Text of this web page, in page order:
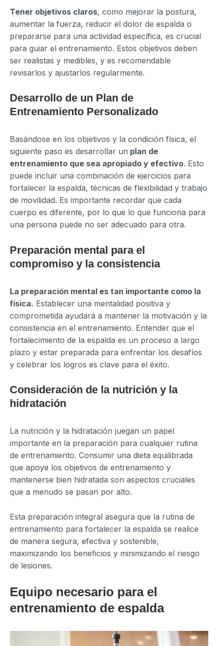
Tener objetivos claros, como mejorar la postura,
aumentar la fuerza, reducir el dolor de espalda o
prepararse para una actividad específica, es crucial
para guiar el entrenamiento. Estos objetivos deben
ser realistas y medibles, y es recomendable
revisarlos y ajustarlos regularmente.
Desarrollo de un Plan de
Entrenamiento Personalizado
Basándose en los objetivos y la condición física, el
siguiente paso es desarrollar un plan de
entrenamiento que sea apropiado y efectivo. Esto
puede incluir una combinación de ejercicios para
fortalecer la espalda, técnicas de flexibilidad y trabajo
de movilidad. Es importante recordar que cada
cuerpo es diferente, por lo que lo que funciona para
una persona puede no ser adecuado para otra.
Preparación mental para el
compromiso y la consistencia
La preparación mental es tan importante como la
física. Establecer una mentalidad positiva y
comprometida ayudará a mantener la motivación y la
consistencia en el entrenamiento. Entender que el
fortalecimiento de la espalda es un proceso a largo
plazo y estar preparada para enfrentar los desafíos
y celebrar los logros es clave para el éxito.
Consideración de la nutrición y la
hidratación
La nutrición y la hidratación juegan un papel
importante en la preparación para cualquier rutina
de entrenamiento. Consumir una dieta equilibrada
que apoye los objetivos de entrenamiento y
mantenerse bien hidratada son aspectos cruciales
que a menudo se pasan por alto.
Esta preparación integral asegura que la rutina de
entrenamiento para fortalecer la espalda se realice
de manera segura, efectiva y sostenible,
maximizando los beneficios y minimizando el riesgo
de lesiones.
Equipo necesario para el
entrenamiento de espalda